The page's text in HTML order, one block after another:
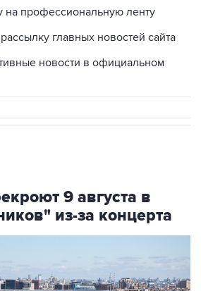
на профессиональную ленту
главных новостей сайта
новости в официальном
9 августа в
из-за концерта